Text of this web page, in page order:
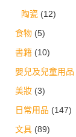
陶瓷 (12)
食物 (5)
書籍 (10)
嬰兒及兒童用品
美妝 (3)
日常用品 (147)
文具 (89)